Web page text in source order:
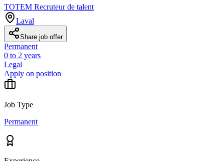
TOTEM Recruteur de talent
Laval
Share job offer
Permanent
0 to 2 years
Legal
Apply on position
Job Type
Permanent